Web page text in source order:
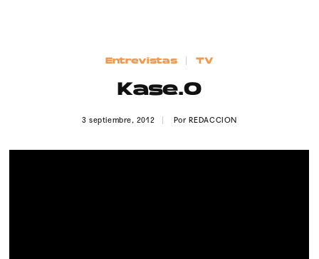
Contacto
Entrevistas TV
Kase.O
3 septiembre, 2012 Por REDACCION